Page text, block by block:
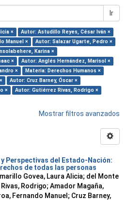
Ir
×
Autor: Astudillo Reyes, César Iván ×
Manuel ×
Autor: Salazar Ugarte, Pedro ×
Karina ×
×
Autor: Anglés Hernández, Marisol ×
×
Materia: Derechos Humanos ×
Autor: Cruz Barney, Óscar ×
×
Autor: Gutiérrez Rivas, Rodrigo ×
Mostrar filtros avanzados
Perspectivas del Estado-Nación:
de todas las personas
Govea, Laura Alicia; del Monte
Rodrigo; Amador Magaña,
Fernando Manuel ; Cruz Barney,